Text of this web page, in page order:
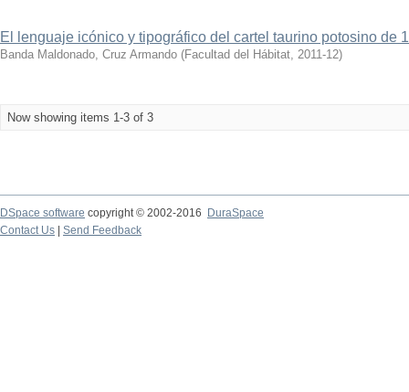
El lenguaje icónico y tipográfico del cartel taurino potosino de
Banda Maldonado, Cruz Armando (Facultad del Hábitat, 2011-12)
Now showing items 1-3 of 3
DSpace software copyright © 2002-2016
DuraSpace
Contact Us
Send Feedback